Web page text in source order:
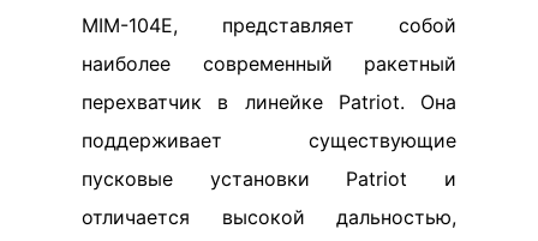
MIM-104E, представляет собой
наиболее современный ракетный
перехватчик в линейке Patriot. Она
поддерживает существующие
пусковые установки Patriot и
отличается высокой дальностью,